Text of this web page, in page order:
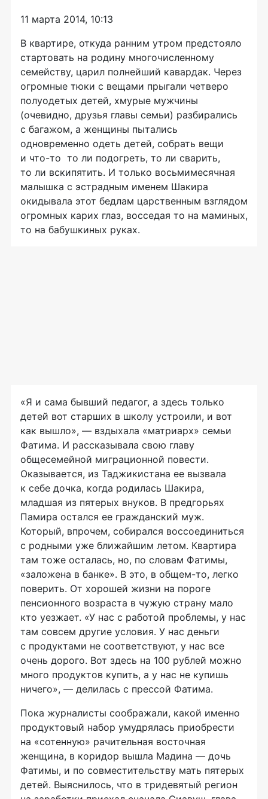
11 марта 2014, 10:13
В квартире, откуда ранним утром предстояло
стартовать на родину многочисленному
семейству, царил полнейший кавардак. Через
огромные тюки с вещами прыгали четверо
полуодетых детей, хмурые мужчины
(очевидно, друзья главы семьи) разбирались
с багажом, а женщины пытались
одновременно одеть детей, собрать вещи
и что-то то ли подогреть, то ли сварить,
то ли вскипятить. И только восьмимесячная
малышка с эстрадным именем Шакира
окидывала этот бедлам царственным взглядом
огромных карих глаз, восседая то на маминых,
то на бабушкиных руках.
«Я и сама бывший педагог, а здесь только
детей вот старших в школу устроили, и вот
как вышло», — вздыхала «матриарх» семьи
Фатима. И рассказывала свою главу
общесемейной миграционной повести.
Оказывается, из Таджикистана ее вызвала
к себе дочка, когда родилась Шакира,
младшая из пятерых внуков. В предгорьях
Памира остался ее гражданский муж.
Который, впрочем, собирался воссоединиться
с родными уже ближайшим летом. Квартира
там тоже осталась, но, по словам Фатимы,
«заложена в банке». В это, в общем-то, легко
поверить. От хорошей жизни на пороге
пенсионного возраста в чужую страну мало
кто уезжает. «У нас с работой проблемы, у нас
там совсем другие условия. У нас деньги
с продуктами не соответствуют, у нас все
очень дорого. Вот здесь на 100 рублей можно
много продуктов купить, а у нас не купишь
ничего», — делилась с прессой Фатима.
Пока журналисты соображали, какой именно
продуктовый набор умудрялась приобрести
на «сотенную» рачительная восточная
женщина, в коридор вышла Мадина — дочь
Фатимы, и по совместительству мать пятерых
детей. Выяснилось, что в тридевятый регион